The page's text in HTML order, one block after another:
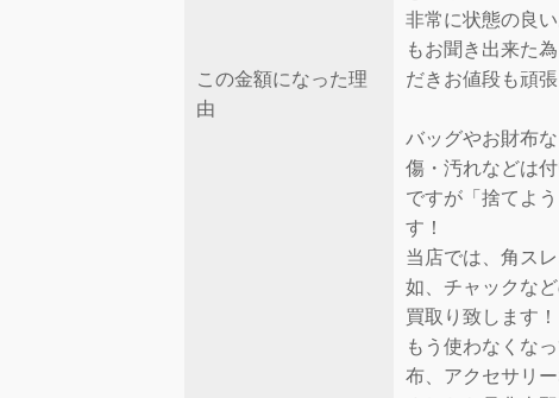
この金額になった理
由
非常に状態の良
もお聞き出来た
だきお値段も頑
バッグやお財布
傷・汚れなどは
ですが「捨てよ
す！
当店では、角ス
如、チャックな
買取り致します！
もう使わなくな
布、アクセサリ